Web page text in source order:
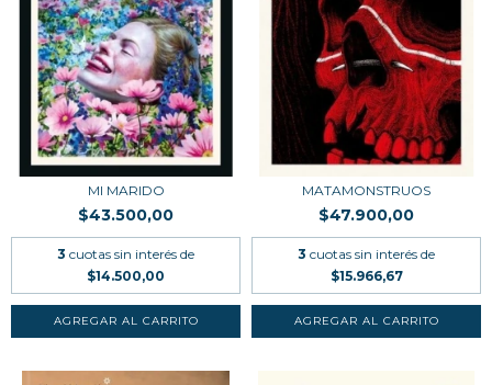
MI MARIDO
$43.500,00
3 cuotas sin interés de
$14.500,00
MATAMONSTRUOS
$47.900,00
3 cuotas sin interés de
$15.966,67